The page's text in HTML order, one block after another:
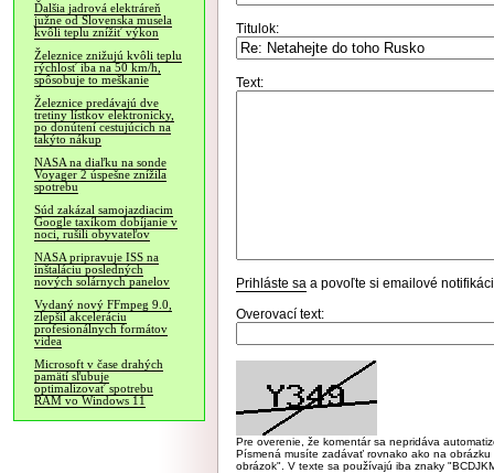
Ďalšia jadrová elektráreň
južne od Slovenska musela
kvôli teplu znížiť výkon
Železnice znižujú kvôli teplu
rýchlosť iba na 50 km/h,
spôsobuje to meškanie
Železnice predávajú dve
tretiny lístkov elektronicky,
po donútení cestujúcich na
takýto nákup
NASA na diaľku na sonde
Voyager 2 úspešne znížila
spotrebu
Súd zakázal samojazdiacim
Google taxíkom dobíjanie v
noci, rušili obyvateľov
NASA pripravuje ISS na
inštaláciu posledných
nových solárnych panelov
Vydaný nový FFmpeg 9.0,
zlepšil akceleráciu
profesionálnych formátov
videa
Microsoft v čase drahých
pamätí sľubuje
optimalizovať spotrebu
RAM vo Windows 11
Titulok:
Text:
Prihláste sa a povoľte si emailové
Overovací text:
Pre overenie, že komentár sa nepridáva
Písmená musíte zadávať rovnako ako na
obrázok". V texte sa používajú iba znaky